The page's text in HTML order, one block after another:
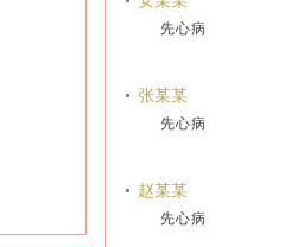
先心病
张某某
先心病
赵某某
先心病